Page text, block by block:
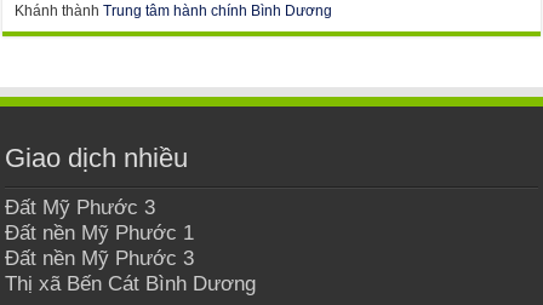
Khánh thànhTrung tâm hành chính Bình Dương
Giao dịch nhiều
Đất Mỹ Phước 3
Đất nền Mỹ Phước 1
Đất nền Mỹ Phước 3
Thị xã Bến Cát Bình Dương